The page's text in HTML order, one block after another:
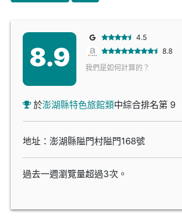
8.9
4.5
8.8
我們是如何計算的？
於澎湖縣特色旅館類中綜合排名第 9
地址：澎湖縣隘門村隘門168號
過去一週瀏覽量超過3次。